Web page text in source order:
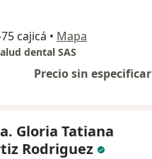
cajicá • Mapa
dental SAS
Precio sin especificar
Gloria Tatiana
Rodriguez